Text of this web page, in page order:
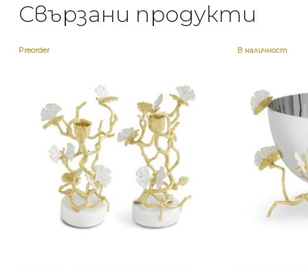
Свързани продукти
Preorder В наличност